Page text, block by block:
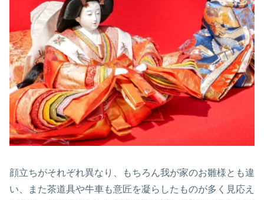
顔立ちがそれぞれ異なり、もちろん我が家のお雛様とも違
い、また茶道具や牛車も意匠を凝らしたものが多く見応え